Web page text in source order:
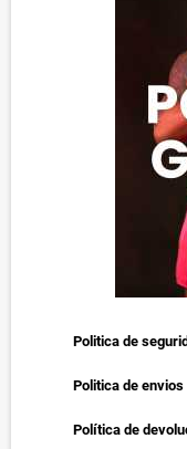
Politica de
Politica de envios
Política de